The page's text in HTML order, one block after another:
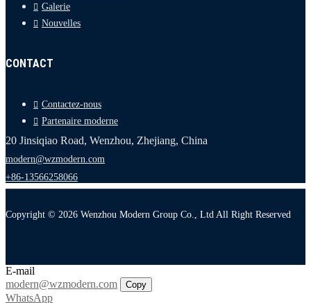
Galerie
Nouvelles
CONTACT
Contactez-nous
Partenaire moderne
20 Jinsiqiao Road, Wenzhou, Zhejiang, China
modern@wzmodern.com
+86-13566258066
Copyright © 2026 Wenzhou Modern Group Co., Ltd All Right Reserved
E-mail
modern@wzmodern.com
Copy
WhatsApp